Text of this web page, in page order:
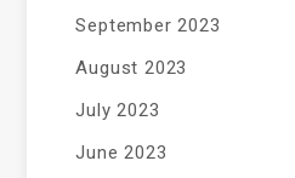
September 2023
August 2023
July 2023
June 2023